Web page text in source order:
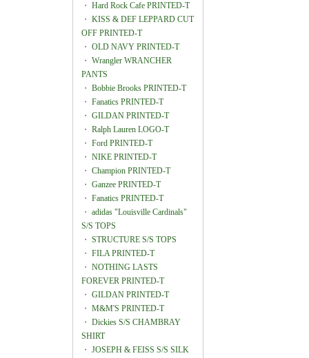
・ Hard Rock Cafe PRINTED-T
・ KISS & DEF LEPPARD CUT
OFF PRINTED-T
・ OLD NAVY PRINTED-T
・ Wrangler WRANCHER
PANTS
・ Bobbie Brooks PRINTED-T
・ Fanatics PRINTED-T
・ GILDAN PRINTED-T
・ Ralph Lauren LOGO-T
・ Ford PRINTED-T
・ NIKE PRINTED-T
・ Champion PRINTED-T
・ Ganzee PRINTED-T
・ Fanatics PRINTED-T
・ adidas "Louisville Cardinals"
S/S TOPS
・ STRUCTURE S/S TOPS
・ FILA PRINTED-T
・ NOTHING LASTS
FOREVER PRINTED-T
・ GILDAN PRINTED-T
・ M&M'S PRINTED-T
・ Dickies S/S CHAMBRAY
SHIRT
・ JOSEPH & FEISS S/S SILK